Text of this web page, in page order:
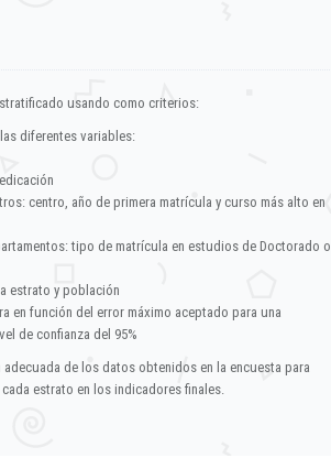
usando como criterios:
diferentes variables:
centro, año de primera matrícula y curso más alto en
tipo de matrícula en estudios de Doctorado o
estrato y población
en función del error máximo aceptado para una
de confianza del 95%
de los datos obtenidos en la encuesta para
estrato en los indicadores finales.